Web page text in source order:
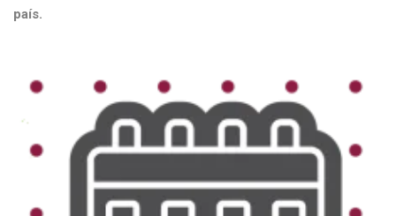
país.